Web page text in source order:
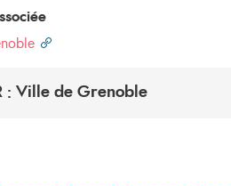
: Ville de Grenoble